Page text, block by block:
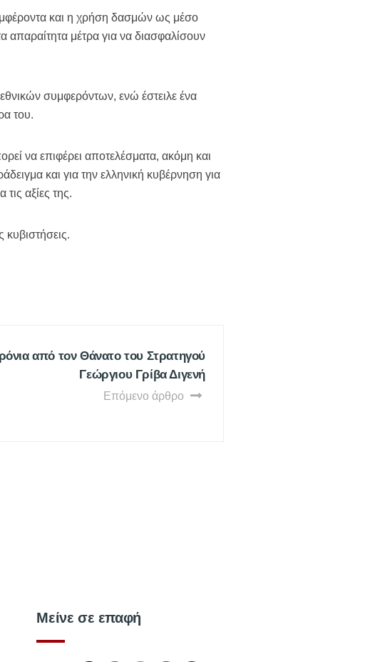
και η χρήση δασμών ως μέσο
απαραίτητα μέτρα για να διασφαλίσουν
συμφερόντων, ενώ έστειλε ένα
του.
να επιφέρει αποτελέσματα, ακόμη και
και για την ελληνική κυβέρνηση για
αξίες της.
κυβιστήσεις.
από τον Θάνατο του Στρατηγού
Γεώργιου Γρίβα Διγενή
Επόμενο άρθρο
Μείνε σε επαφή